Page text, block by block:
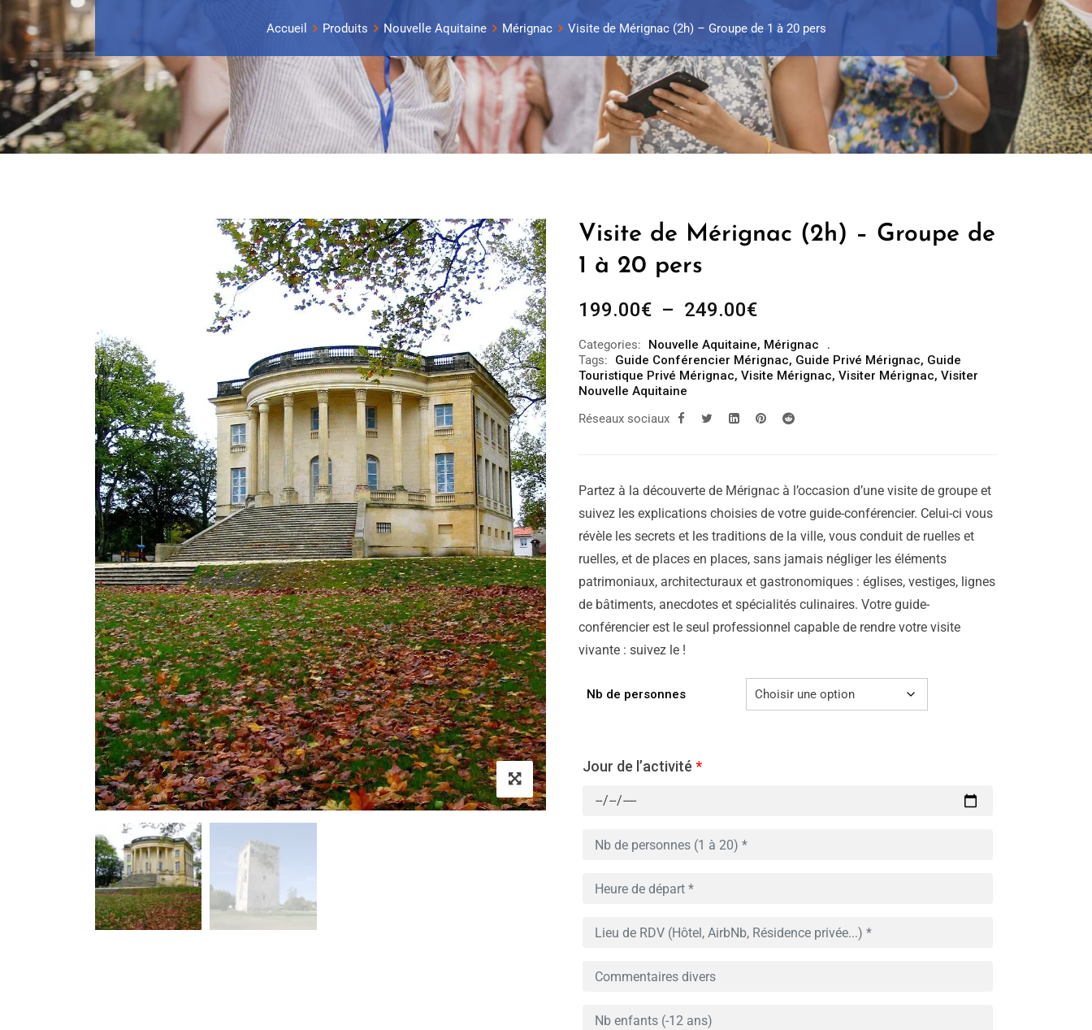
Accueil Produits Nouvelle Aquitaine Mérignac Visite de Mérignac (2h) – Groupe de 1 à 20 pers
Visite de Mérignac (2h) – Groupe de
1 à 20 pers
199.00€ – 249.00€Plage
prix :
199.00€
249.00€
Categories: Nouvelle Aquitaine, Mérignac
Tags:
Guide Conférencier Mérignac, Guide Privé Mérignac, Guide
Touristique Privé Mérignac, Visite Mérignac, Visiter Mérignac, Visiter
Nouvelle Aquitaine
Réseaux sociaux
Partez à la découverte de Mérignac à l’occasion d’une visite de groupe et
suivez les explications choisies de votre guide-conférencier. Celui-ci vous
révèle les secrets et les traditions de la ville, vous conduit de ruelles et
ruelles, et de places en places, sans jamais négliger les éléments
patrimoniaux, architecturaux et gastronomiques : églises, vestiges, lignes
de bâtiments, anecdotes et spécialités culinaires. Votre guide-
conférencier est le seul professionnel capable de rendre votre visite
vivante : suivez le !
Nb de personnes
Jour de l’activité *